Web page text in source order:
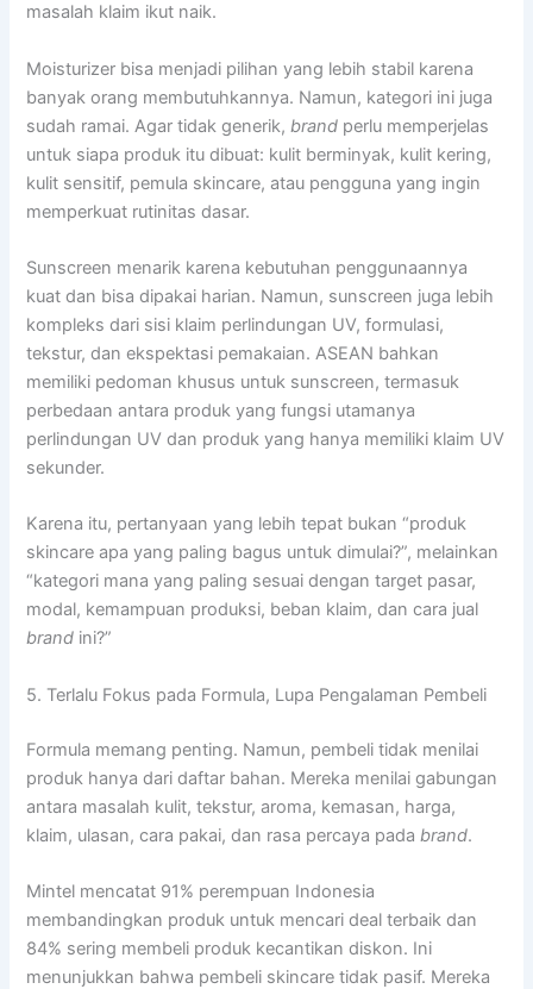
masalah klaim ikut naik.
Moisturizer bisa menjadi pilihan yang lebih stabil karena
banyak orang membutuhkannya. Namun, kategori ini juga
sudah ramai. Agar tidak generik,brand perlu memperjelas
untuk siapa produk itu dibuat: kulit berminyak, kulit kering,
kulit sensitif, pemula skincare, atau pengguna yang ingin
memperkuat rutinitas dasar.
Sunscreen menarik karena kebutuhan penggunaannya
kuat dan bisa dipakai harian. Namun, sunscreen juga lebih
kompleks dari sisi klaim perlindungan UV, formulasi,
tekstur, dan ekspektasi pemakaian. ASEAN bahkan
memiliki pedoman khusus untuk sunscreen, termasuk
perbedaan antara produk yang fungsi utamanya
perlindungan UV dan produk yang hanya memiliki klaim UV
sekunder.
Karena itu, pertanyaan yang lebih tepat bukan “produk
skincare apa yang paling bagus untuk dimulai?”, melainkan
“kategori mana yang paling sesuai dengan target pasar,
modal, kemampuan produksi, beban klaim, dan cara jual
brand ini?”
5. Terlalu Fokus pada Formula, Lupa Pengalaman Pembeli
Formula memang penting. Namun, pembeli tidak menilai
produk hanya dari daftar bahan. Mereka menilai gabungan
antara masalah kulit, tekstur, aroma, kemasan, harga,
klaim, ulasan, cara pakai, dan rasa percaya pada brand.
Mintel mencatat 91% perempuan Indonesia
membandingkan produk untuk mencari deal terbaik dan
84% sering membeli produk kecantikan diskon. Ini
menunjukkan bahwa pembeli skincare tidak pasif. Mereka